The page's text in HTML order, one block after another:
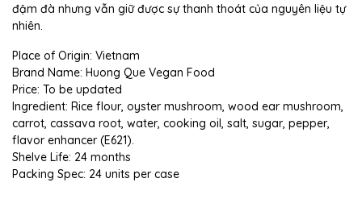
đậm đà nhưng vẫn giữ được sự thanh thoát của nguyên liệu tự
nhiên.
Place of Origin: Vietnam
Brand Name: Huong Que Vegan Food
Price: To be updated
Ingredient: Rice flour, oyster mushroom, wood ear mushroom,
carrot, cassava root, water, cooking oil, salt, sugar, pepper,
flavor enhancer (E621).
Shelve Life: 24 months
Packing Spec: 24 units per case